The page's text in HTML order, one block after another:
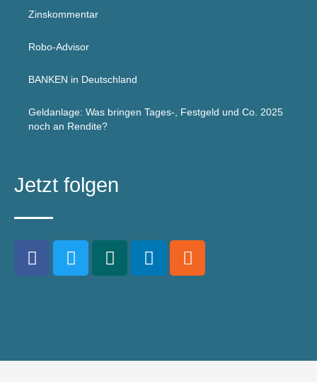
Zinskommentar
Robo-Advisor
BANKEN in Deutschland
Geldanlage: Was bringen Tages-, Festgeld und Co. 2025
noch an Rendite?
Jetzt folgen